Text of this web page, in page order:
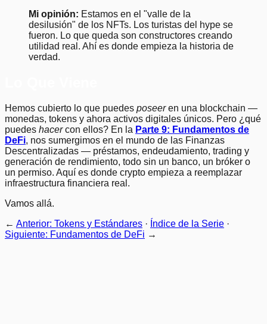
Mi opinión: Estamos en el "valle de la
desilusión" de los NFTs. Los turistas del hype se
fueron. Lo que queda son constructores creando
utilidad real. Ahí es donde empieza la historia de
verdad.
Hemos cubierto lo que puedes poseeren una blockchain —
monedas, tokens y ahora activos digitales únicos. Pero ¿qué
puedes hacercon ellos? En la Parte 9: Fundamentos de
DeFi, nos sumergimos en el mundo de las Finanzas
Descentralizadas — préstamos, endeudamiento, trading y
generación de rendimiento, todo sin un banco, un bróker o
un permiso. Aquí es donde crypto empieza a reemplazar
infraestructura financiera real.
Vamos allá.
← Anterior: Tokens y Estándares · Índice de la Serie ·
Siguiente: Fundamentos de DeFi →